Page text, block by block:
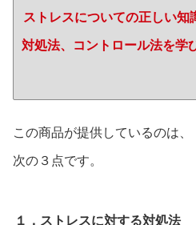
ストレスについての正しい知
対処法、コントロール法を学
この商品が提供しているのは、
次の３点です。
１．ストレスに対する対処法